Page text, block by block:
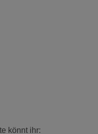
könnt ihr: